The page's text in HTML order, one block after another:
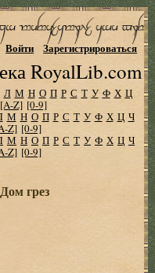
RoyalLib.com
Войти Зарегистрироваться
Л М Н О П Р С Т У Ф Х Ц
[A-Z] [0-9]
М Н О П Р С Т У Ф Х Ц Ч
Z] [0-9]
М Н О П Р С Т У Ф Х Ц Ч
Z] [0-9]
грез